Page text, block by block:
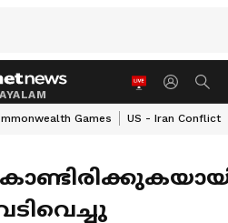
Games US - Iran Conflict